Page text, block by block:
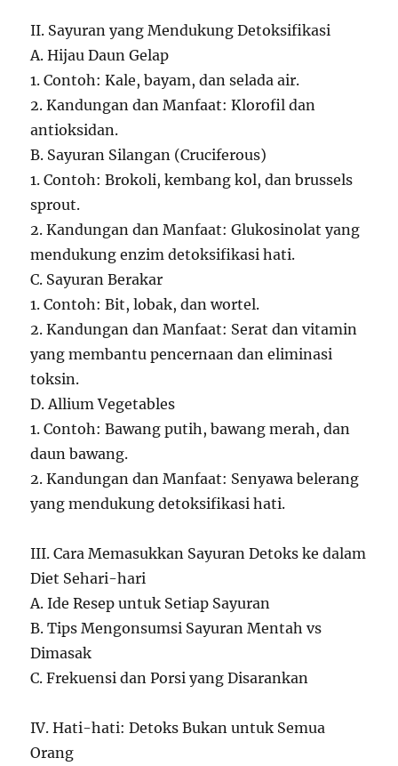
II. Sayuran yang Mendukung Detoksifikasi
A. Hijau Daun Gelap
1. Contoh: Kale, bayam, dan selada air.
2. Kandungan dan Manfaat: Klorofil dan
antioksidan.
B. Sayuran Silangan (Cruciferous)
1. Contoh: Brokoli, kembang kol, dan brussels
sprout.
2. Kandungan dan Manfaat: Glukosinolat yang
mendukung enzim detoksifikasi hati.
C. Sayuran Berakar
1. Contoh: Bit, lobak, dan wortel.
2. Kandungan dan Manfaat: Serat dan vitamin
yang membantu pencernaan dan eliminasi
toksin.
D. Allium Vegetables
1. Contoh: Bawang putih, bawang merah, dan
daun bawang.
2. Kandungan dan Manfaat: Senyawa belerang
yang mendukung detoksifikasi hati.
III. Cara Memasukkan Sayuran Detoks ke dalam
Diet Sehari-hari
A. Ide Resep untuk Setiap Sayuran
B. Tips Mengonsumsi Sayuran Mentah vs
Dimasak
C. Frekuensi dan Porsi yang Disarankan
IV. Hati-hati: Detoks Bukan untuk Semua
Orang